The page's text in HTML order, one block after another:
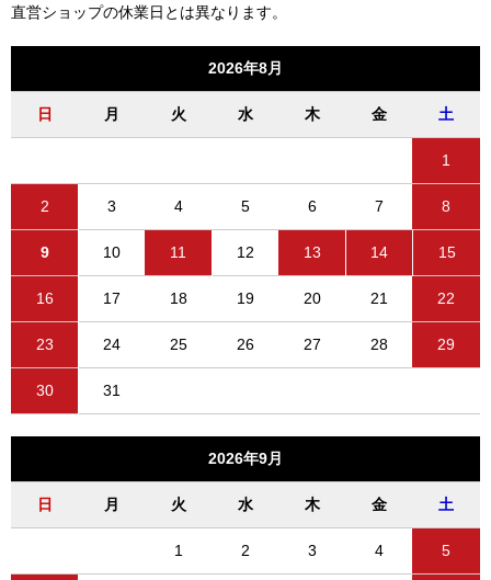
直営ショップの休業日とは異なります。
2026年8月
日 月 火 水 木 金 土
1
2 3 4 5 6 7 8
9 10 11 12 13 14 15
16 17 18 19 20 21 22
23 24 25 26 27 28 29
30 31
2026年9月
日 月 火 水 木 金 土
1 2 3 4 5